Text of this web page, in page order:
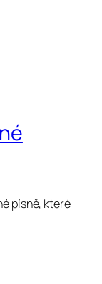
písně, které